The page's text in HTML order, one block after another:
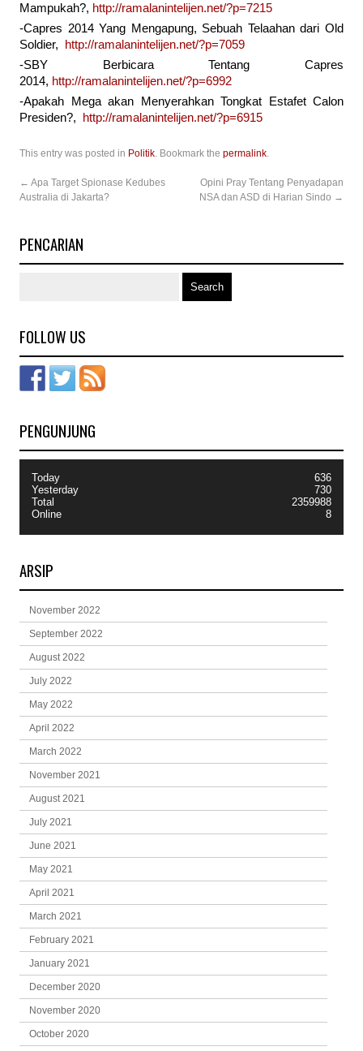
Mampukah?, http://ramalanintelijen.net/?p=7215
-Capres 2014 Yang Mengapung, Sebuah Telaahan dari Old
Soldier,
http://ramalanintelijen.net/?p=7059
-SBY Berbicara Tentang Capres
2014, http://ramalanintelijen.net/?p=6992
-Apakah Mega akan Menyerahkan Tongkat Estafet Calon
Presiden?,
http://ramalanintelijen.net/?p=6915
This entry was posted in Politik. Bookmark the permalink.
← Apa Target Spionase Kedubes
Australia di Jakarta?
Opini Pray Tentang Penyadapan
NSA dan ASD di Harian Sindo →
PENCARIAN
FOLLOW US
PENGUNJUNG
Today
Yesterday
Total
Online
636
730
2359988
8
ARSIP
November 2022
September 2022
August 2022
July 2022
May 2022
April 2022
March 2022
November 2021
August 2021
July 2021
June 2021
May 2021
April 2021
March 2021
February 2021
January 2021
December 2020
November 2020
October 2020